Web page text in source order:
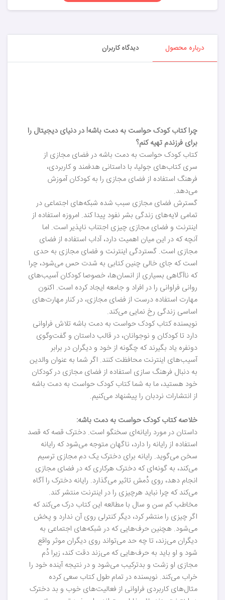
درباره محصول دیدگاه کاربران
چرا کتاب کودک حواست به دمت باشه! در دنیای دیجیتال را
برای فرزندم تهیه کنم؟
کتاب کودک حواست به دمت باشه در فضای مجازی از
سری کتاب‌های جولیا، با داستانی هدفمند و کاربردی،
فرهنگ استفاده از فضای مجازی را به کودکان آموزش
می‌دهد.
گسترش فضای مجازی سبب شده شبکه‌های اجتماعی در
تمامی لایه‌های زندگی بشر نفود پیدا کند. امروزه استفاده از
اینترنت و فضای مجازی چیزی اجتناب ناپذیر است. اما
آنچه که در این میان اهمیت دارد، آداب استفاده از فضای
مجازی است. گستردگی اینترنت و فضای مجازی به حدی
است که جای خالی چنین کتابی به شدت حس می‌شود، چرا
که ناآگاهی بسیاری از انسان‌ها، خصوصا کودکان آسیب‌های
روانی فراوانی را در افراد و جامعه ایجاد کرده است. اکنون
مهارت استفاده درست از فضای مجازی، در کنار مهارت‌های
اساسی زندگی رخ نمایی می‌کند.
نویسنده کتاب کودک حواست به دمت باشه تلاش فراوانی
دارد تا کودکان و نوجوانان، در قالب داستان و گفت‌و‌گوی
دونفره یاد بگیرند که چگونه از خود و دیگران در برابر
آسیب‌های اینترنت محافظت کنند. اگر شما به عنوان والدین
به دنبال فرهنگ سازی استفاده از فضای مجازی در کودکان
خود هستید، ما به شما کتاب کودک حواست به دمت باشه
از انتشارات نردبان را پیشنهاد می‌کنیم.
خلاصه کتاب کودک حواست به دمت باشه:
داستان در مورد رایانه‌ای‌ سخنگو است. دخترک قصه که قصد
استفاده از رایانه را دارد، ناگهان متوجه می‌شود که رایانه
سخن می‌گوید. رایانه برای دخترک یک دم مجازی ترسیم
می‌کند، به گونه‌ای که دخترک هرکاری که در فضای مجازی
انجام دهد، روی دُمش تاثیر می‌گذارد. رایانه دخترک را آگاه
می‌کند که چرا نباید هرچیزی را در اینترنت منتشر کند.
مخاطب کم سن و سال با مطالعه این کتاب درک می‌کند که
اگر چیزی را منتشر کرد، دیگر کنترلی روی آن ندارد و پخش
می‌شود. هچنین حرف‌هایی که در شبکه‌های اجتماعی به
دیگران می‌زند، تا چه حد می‌تواند روی دیگران موثر واقع
شود و او باید به حرف‌هایی که می‌زند دقت کند، زیرا دُم
مجازی او زشت و بدترکیب می‌شود و در نتیجه آینده خود را
خراب می‌کند. نویسنده در تمام طول کتاب سعی کرده
مثال‌های کاربردی فراوانی از فعالیت‌های خوب و بد دخترک